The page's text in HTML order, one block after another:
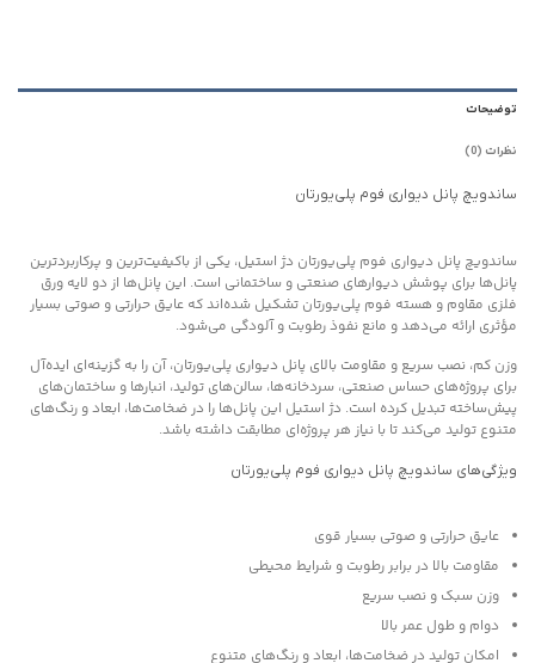
توضیحات
نظرات (0)
ساندویچ پانل دیواری فوم پلی‌یورتان
ساندویچ پانل دیواری فوم پلی‌یورتان دژ استیل، یکی از باکیفیت‌ترین و پرکاربردترین
پانل‌ها برای پوشش دیوارهای صنعتی و ساختمانی است. این پانل‌ها از دو لایه ورق
فلزی مقاوم و هسته فوم پلی‌یورتان تشکیل شده‌اند که عایق حرارتی و صوتی بسیار
مؤثری ارائه می‌دهد و مانع نفوذ رطوبت و آلودگی می‌شود.
وزن کم، نصب سریع و مقاومت بالای پانل دیواری پلی‌یورتان، آن را به گزینه‌ای ایده‌آل
برای پروژه‌های حساس صنعتی، سردخانه‌ها، سالن‌های تولید، انبارها و ساختمان‌های
پیش‌ساخته تبدیل کرده است. دژ استیل این پانل‌ها را در ضخامت‌ها، ابعاد و رنگ‌های
متنوع تولید می‌کند تا با نیاز هر پروژه‌ای مطابقت داشته باشد.
ویژگی‌های ساندویچ پانل دیواری فوم پلی‌یورتان
عایق حرارتی و صوتی بسیار قوی
مقاومت بالا در برابر رطوبت و شرایط محیطی
وزن سبک و نصب سریع
دوام و طول عمر بالا
امکان تولید در ضخامت‌ها، ابعاد و رنگ‌های متنوع